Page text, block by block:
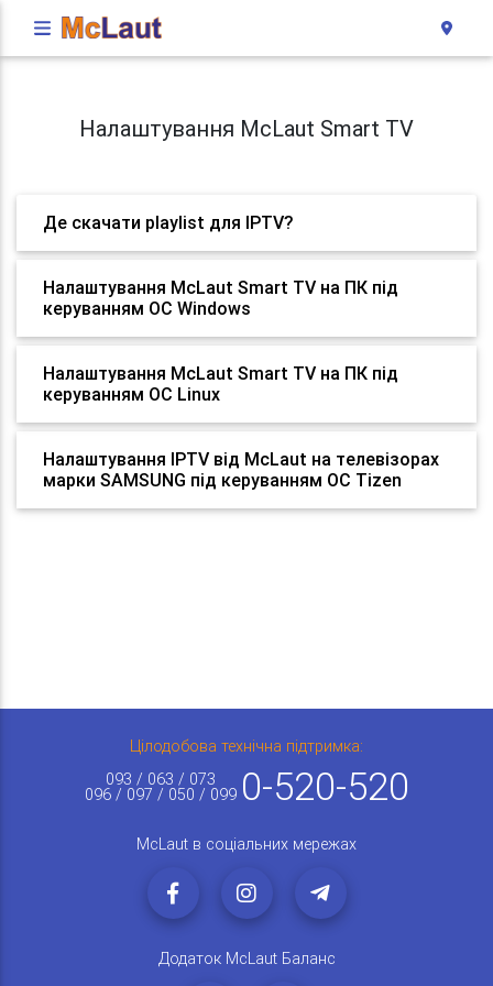
Налаштування McLaut Smart TV
Де скачати playlist для IPTV?
Налаштування McLaut Smart TV на ПК під
керуванням ОС Windows
Налаштування McLaut Smart TV на ПК під
керуванням ОС Linux
Налаштування IPTV від McLaut на телевізорах
марки SAMSUNG під керуванням ОС Tizen
Цілодобова технічна підтримка:
093 / 063 / 073
096 / 097 / 050 / 099 0-520-520
McLaut в соціальних мережах
Додаток McLaut Баланс